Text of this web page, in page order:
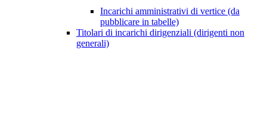
Incarichi amministrativi di vertice (da
pubblicare in tabelle)
Titolari di incarichi dirigenziali (dirigenti non
generali)